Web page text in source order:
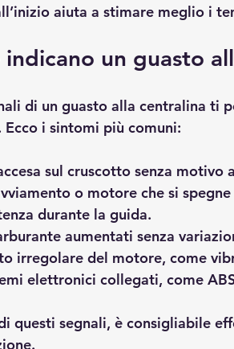
aiuta a stimare meglio i
indicano un guasto
di un guasto alla centralina ti
i sintomi più comuni:
sul cruscotto senza motivo
o motore che si
durante la guida.
aumentati senza
irregolare del motore, come
elettronici collegati, come
questi segnali, è consigliabile